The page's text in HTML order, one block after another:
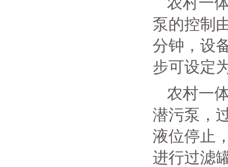
泵的控制
分钟，设
步可设定
农村一
潜污泵，
液位停止
进行过滤